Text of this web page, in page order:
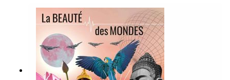
fêlures. Et si le secret, ce n’est pas de prendre la
vie avec un peu plus de légèreté? Texte, Voix et
Idée originale de Coralie Sawruk | Musique
originale : Aurélien Bony, Studio Marcaurel |
Production : Sons et Merveilles